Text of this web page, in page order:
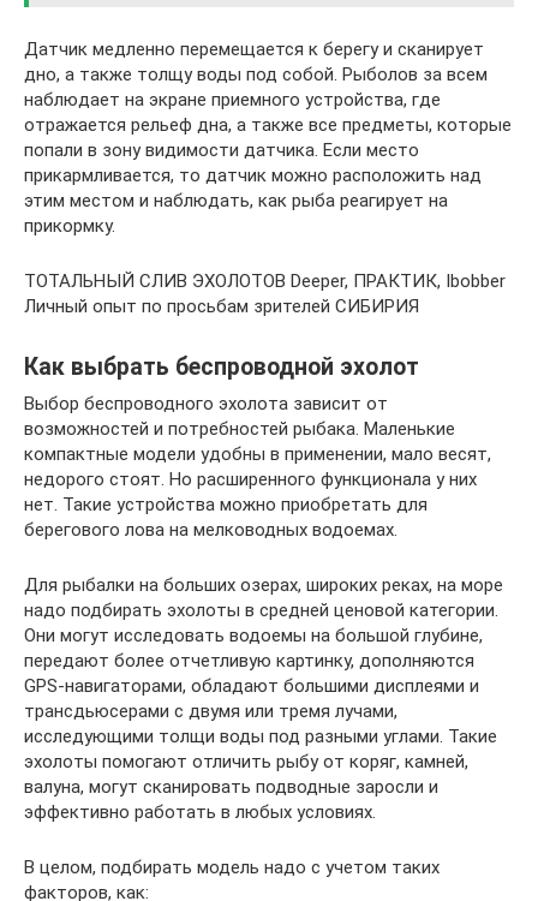
Датчик медленно перемещается к берегу и сканирует
дно, а также толщу воды под собой. Рыболов за всем
наблюдает на экране приемного устройства, где
отражается рельеф дна, а также все предметы, которые
попали в зону видимости датчика. Если место
прикармливается, то датчик можно расположить над
этим местом и наблюдать, как рыба реагирует на
прикормку.
ТОТАЛЬНЫЙ СЛИВ ЭХОЛОТОВ Deeper, ПРАКТИК, Ibobber
Личный опыт по просьбам зрителей СИБИРИЯ
Как выбрать беспроводной эхолот
Выбор беспроводного эхолота зависит от
возможностей и потребностей рыбака. Маленькие
компактные модели удобны в применении, мало весят,
недорого стоят. Но расширенного функционала у них
нет. Такие устройства можно приобретать для
берегового лова на мелководных водоемах.
Для рыбалки на больших озерах, широких реках, на море
надо подбирать эхолоты в средней ценовой категории.
Они могут исследовать водоемы на большой глубине,
передают более отчетливую картинку, дополняются
GPS-навигаторами, обладают большими дисплеями и
трансдьюсерами с двумя или тремя лучами,
исследующими толщи воды под разными углами. Такие
эхолоты помогают отличить рыбу от коряг, камней,
валуна, могут сканировать подводные заросли и
эффективно работать в любых условиях.
В целом, подбирать модель надо с учетом таких
факторов, как: